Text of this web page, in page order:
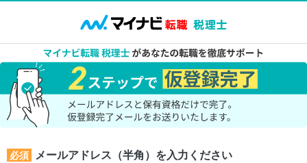
必須 メールアドレス（半角）を入力ください